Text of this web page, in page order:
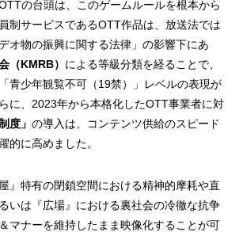
の台頭は、このゲームルールを根本から
制サービスであるOTT作品は、放送法では
オ物の振興に関する法律」の影響下にあ
（KMRB） による等級分類を経ることで、
青少年観覧不可（19禁）」レベルの表現が
に、2023年から本格化したOTT事業者に対
度」 の導入は、コンテンツ供給のスピード
的に高めました。
』特有の閉鎖空間における精神的摩耗や直
いは『広場』における裏社会の冷徹な抗争
マナーを維持したまま映像化することが可